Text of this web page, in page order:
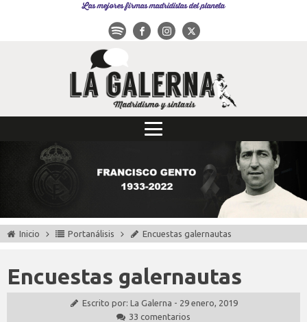
Las mejores firmas madridistas del planeta
Inicio Portanálisis Encuestas galernautas
Encuestas galernautas
Escrito por: La Galerna - 29 enero, 2019
33 comentarios